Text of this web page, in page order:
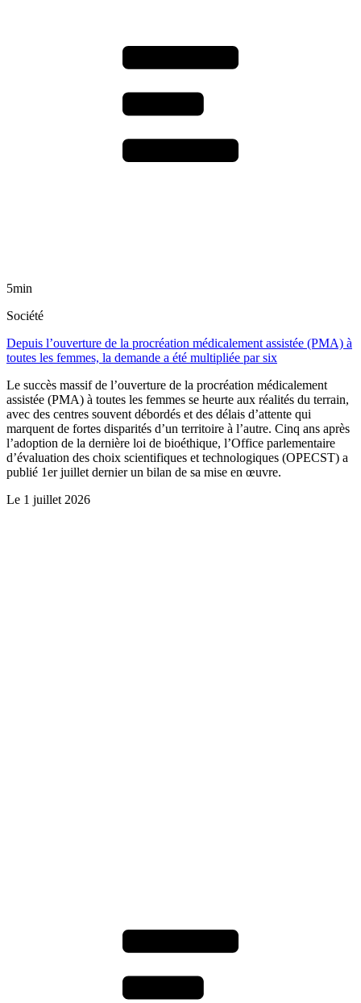
5min
Société
Depuis l’ouverture de la procréation médicalement assistée (PMA) à
toutes les femmes, la demande a été multipliée par six
Le succès massif de l’ouverture de la procréation médicalement
assistée (PMA) à toutes les femmes se heurte aux réalités du terrain,
avec des centres souvent débordés et des délais d’attente qui
marquent de fortes disparités d’un territoire à l’autre. Cinq ans après
l’adoption de la dernière loi de bioéthique, l’Office parlementaire
d’évaluation des choix scientifiques et technologiques (OPECST) a
publié 1er juillet dernier un bilan de sa mise en œuvre.
Le 1 juillet 2026